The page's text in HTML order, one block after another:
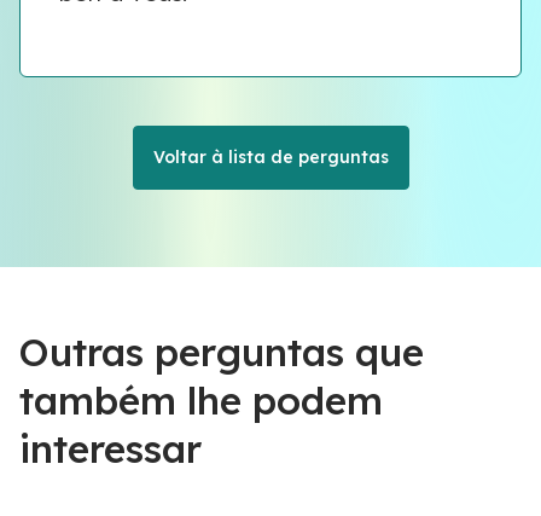
Voltar à lista de perguntas
Outras perguntas que
também lhe podem
interessar